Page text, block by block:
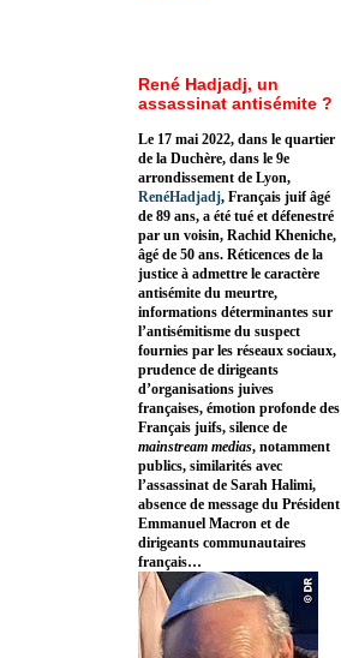
René Hadjadj, un
assassinat antisémite ?
Le 17 mai 2022, dans le quartier
de la Duchère, dans le 9e
arrondissement de Lyon,
RenéHadjadj, Français juif âgé
de 89 ans, a été tué et défenestré
par un voisin, Rachid Kheniche,
âgé de 50 ans. Réticences de la
justice à admettre le caractère
antisémite du meurtre,
informations déterminantes sur
l’antisémitisme du suspect
fournies par les réseaux sociaux,
prudence de dirigeants
d’organisations juives
françaises, émotion profonde des
Français juifs, silence de
mainstream medias, notamment
publics, similarités avec
l’assassinat de Sarah Halimi,
absence de message du Président
Emmanuel Macron et de
dirigeants communautaires
français…